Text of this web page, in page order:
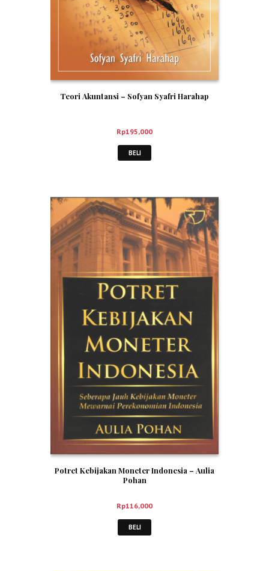
Teori Akuntansi – Sofyan Syafri Harahap
Rp195,000
BELI
Potret Kebijakan Moneter Indonesia – Aulia
Pohan
Rp116,000
BELI